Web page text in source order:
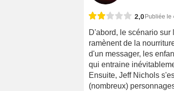
2,0 Publiée le
D'abord, le scénario
ramènent de la
d'un messager, les
qui entraine
Ensuite, Jeff Nichols
(nombreux)